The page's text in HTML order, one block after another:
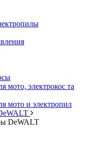
мото, электрокос та
мото и электропил
DeWALT